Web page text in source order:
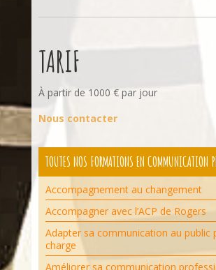
TARIF
À partir de 1000 € par jour
Nous contacter
TOUTES NOS FORMATIONS EN COMMUNICATION
Accompagnement au changement
Accompagner avec l’ACP de Rogers
Adapter sa communication au public
charge
Améliorer sa communication